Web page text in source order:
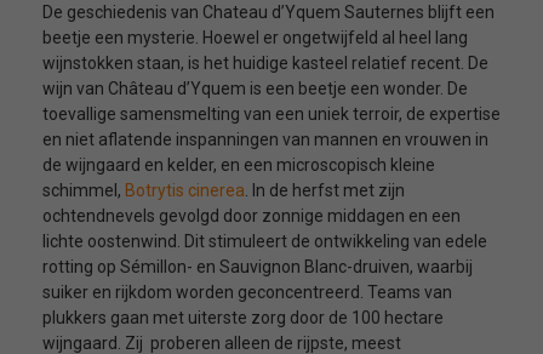
De geschiedenis van Chateau d’Yquem Sauternes blijft een
beetje een mysterie. Hoewel er ongetwijfeld al heel lang
wijnstokken staan, is het huidige kasteel relatief recent. De
wijn van Château d’Yquem is een beetje een wonder. De
toevallige samensmelting van een uniek terroir, de expertise
en niet aflatende inspanningen van mannen en vrouwen in
de wijngaard en kelder, en een microscopisch kleine
schimmel, Botrytis cinerea . In de herfst met zijn
ochtendnevels gevolgd door zonnige middagen en een
lichte oostenwind. Dit stimuleert de ontwikkeling van edele
rotting op Sémillon- en Sauvignon Blanc-druiven, waarbij
suiker en rijkdom worden geconcentreerd. Teams van
plukkers gaan met uiterste zorg door de 100 hectare
wijngaard. Zij proberen alleen de rijpste, meest